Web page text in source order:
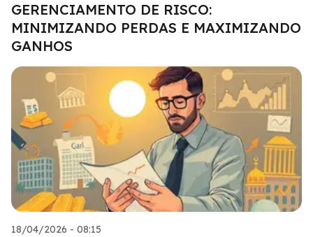
GERENCIAMENTO DE RISCO:
MINIMIZANDO PERDAS E MAXIMIZANDO
GANHOS
18/04/2026 - 08:15